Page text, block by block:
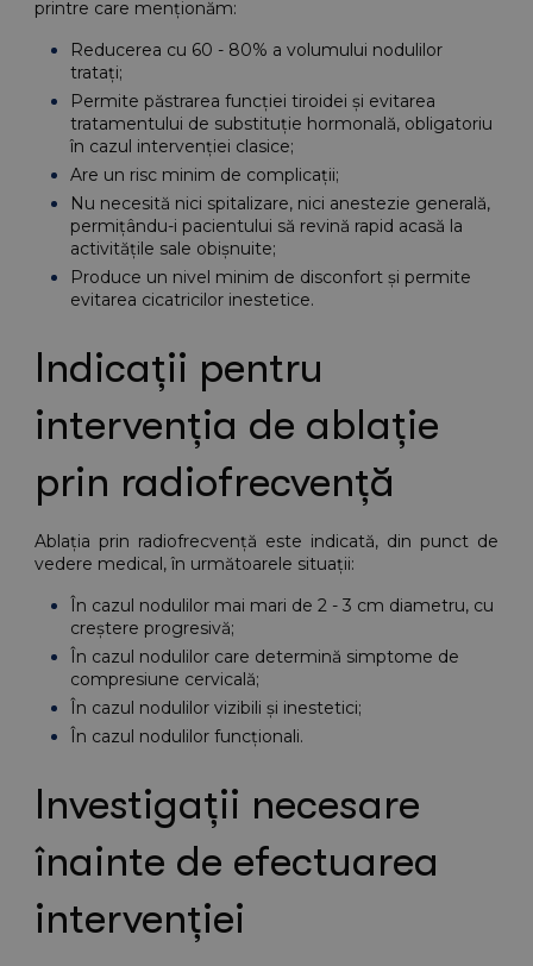
printre care menționăm:
Reducerea cu 60 - 80% a volumului nodulilor
tratați;
Permite păstrarea funcției tiroidei și evitarea
tratamentului de substituție hormonală, obligatoriu
în cazul intervenției clasice;
Are un risc minim de complicații;
Nu necesită nici spitalizare, nici anestezie generală,
permițându-i pacientului să revină rapid acasă la
activitățile sale obișnuite;
Produce un nivel minim de disconfort și permite
evitarea cicatricilor inestetice.
Indicații pentru
intervenția de ablație
prin radiofrecvență
Ablația prin radiofrecvență este indicată, din punct de
vedere medical, în următoarele situații:
În cazul nodulilor mai mari de 2 - 3 cm diametru, cu
creștere progresivă;
În cazul nodulilor care determină simptome de
compresiune cervicală;
În cazul nodulilor vizibili și inestetici;
În cazul nodulilor funcționali.
Investigații necesare
înainte de efectuarea
intervenției